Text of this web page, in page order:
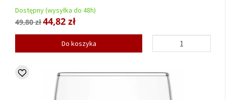
Dostępny (wysyłka do 48h)
49,80 zł44,82 zł
Do koszyka